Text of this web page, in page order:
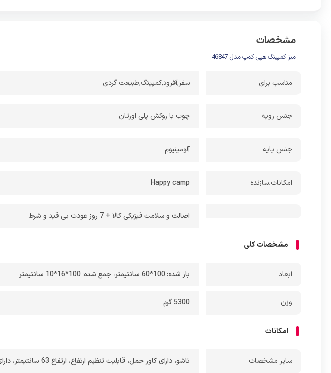
برگزاری یک پیک‌نیک خانوادگی باشید، چه
نیازهای شما را برآورده خواهد کرد.
مشخصات
میز کمپینگ هپی کمپ مدل 46847
مناسب برای سفر,آفرود,کمپینگ,طبیعت گردی
جنس رویه چوب با روکش پلی اورتان
جنس پایه آلومینیوم
امکانات.سازنده Happy camp
اصالت و سلامت فیزیکی کالا + 7 روز عودت بی قید و شرط
مشخصات کلی
ابعاد باز شده: 100*60 سانتیمتر ،جمع شده: 100*16*10 سانتیمتر
وزن 5300 گرم
امکانات
ساير مشخصات تاشو،دارای کاور حمل،قابلیت تنظیم ارتفاع، ارتفاع 63 سانتیمتر ،